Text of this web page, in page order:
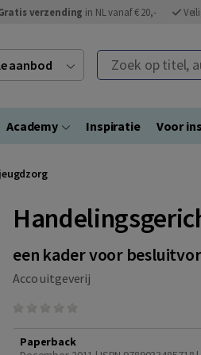
verzending in NL vanaf € 20,-
aanbod Zoek op titel,
Academy Inspiratie Voor
een kader voor
Acco uitgeverij
Paperback